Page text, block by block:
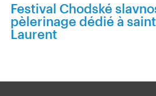
Festival Chodské
pèlerinage dédié à saint
Laurent